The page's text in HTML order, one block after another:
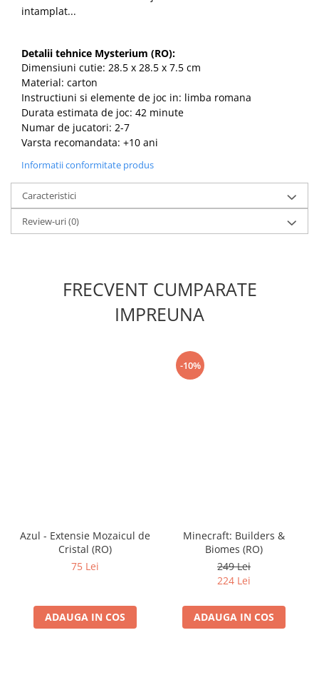
intamplat...
Detalii tehnice Mysterium (RO):
Dimensiuni cutie: 28.5 x 28.5 x 7.5 cm
Material: carton
Instructiuni si elemente de joc in: limba romana
Durata estimata de joc: 42 minute
Numar de jucatori: 2-7
Varsta recomandata: +10 ani
Informatii conformitate produs
Caracteristici
Review-uri(0)
FRECVENT CUMPARATE
IMPREUNA
Azul - Extensie Mozaicul de
Cristal (RO)
75 Lei
ADAUGA IN COS
-10%
Minecraft: Builders &
Biomes (RO)
249 Lei
224 Lei
ADAUGA IN COS